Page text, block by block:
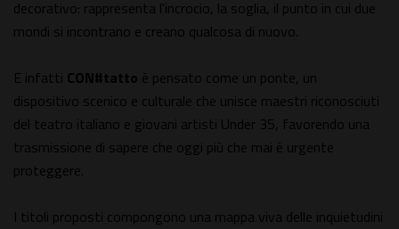
decorativo: rappresenta l'incrocio, la soglia, il punto in cui due
mondi si incontrano e creano qualcosa di nuovo.
E infatti CON#tatto è pensato come un ponte, un
dispositivo scenico e culturale che unisce maestri riconosciuti
del teatro italiano e giovani artisti Under 35, favorendo una
trasmissione di sapere che oggi più che mai è urgente
proteggere.
I titoli proposti compongono una mappa viva delle inquietudini